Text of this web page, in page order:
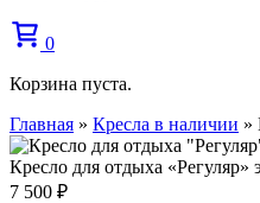
0
Корзина пуста.
Главная » Кресла в наличии »
Кресло для отдыха «Регуляр»
7 500 ₽